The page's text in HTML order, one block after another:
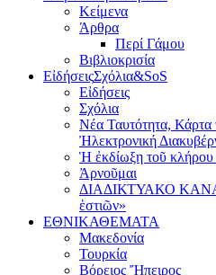
Κείμενα
Άρθρα
Περί Γάμου
Βιβλιοκρισία
ΕἰδήσειςΣχόλια&SoS
Εἰδήσεις
Σχόλια
Νέα Ταυτότητα,
Ἠλεκτρονική
Ἡ ἐκδίωξη τοῦ κλήρου
Ἀρνοῦμαι
ΔΙΑΔΙΚΤΥΑΚΟ
ἑστιῶν»
ΕΘΝΙΚΑΘΕΜΑΤΑ
Μακεδονία
Τουρκία
Βόρειος Ἤπειρος